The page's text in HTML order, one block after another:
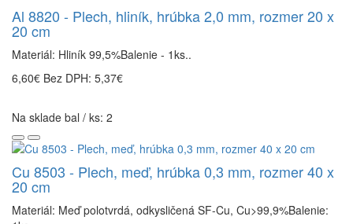
Al 8820 - Plech, hliník, hrúbka 2,0 mm, rozmer 20 x
20 cm
Materiál: Hliník 99,5%Balenie - 1ks..
6,60€ Bez DPH: 5,37€
Na sklade bal / ks: 2
Cu 8503 - Plech, meď, hrúbka 0,3 mm, rozmer 40 x
20 cm
Materiál: Meď polotvrdá, odkysličená SF-Cu, Cu>99,9%Balenie: